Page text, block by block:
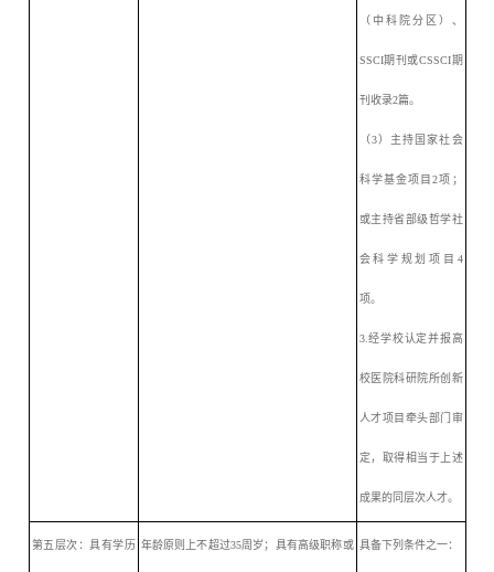
（ 中科院分区）、
SSCI期刊或CSSCI期
刊收录2篇。
（3）主持国家社会
科学基金项目2项；
或主持省部级哲学社
会科学规划项目4
项。
3.经学校认定并报高
校医院科研院所创新
人才项目牵头部门审
定，取得相当于上述
成果的同层次人才。
第五层次：具有学历 年龄原则上不超过35周岁；具有高级职称或 具备下列条件之一：